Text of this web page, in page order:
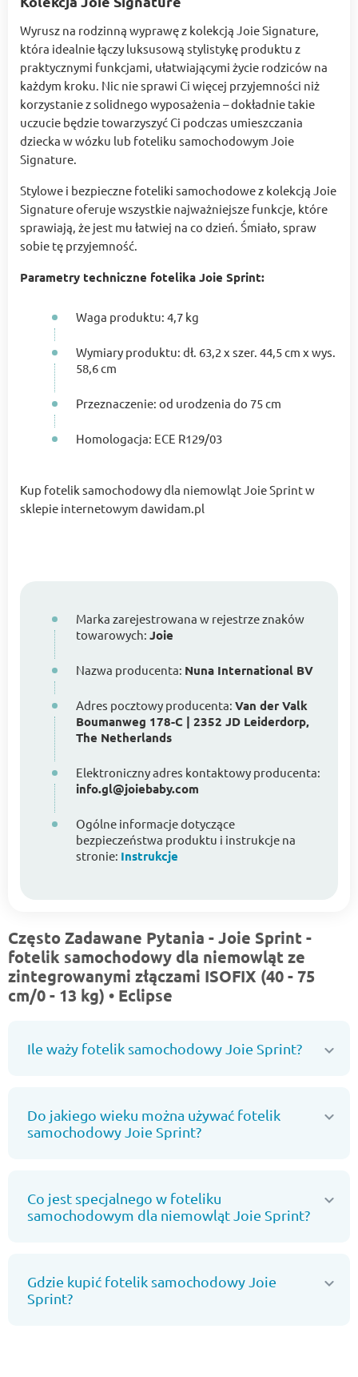
Wyrusz na rodzinną wyprawę z kolekcją Joie Signature,
która idealnie łączy luksusową stylistykę produktu z
praktycznymi funkcjami, ułatwiającymi życie rodziców na
każdym kroku. Nic nie sprawi Ci więcej przyjemności niż
korzystanie z solidnego wyposażenia – dokładnie takie
uczucie będzie towarzyszyć Ci podczas umieszczania
dziecka w wózku lub foteliku samochodowym Joie
Signature.
Stylowe i bezpieczne foteliki samochodowe z kolekcją Joie
Signature oferuje wszystkie najważniejsze funkcje, które
sprawiają, że jest mu łatwiej na co dzień. Śmiało, spraw
sobie tę przyjemność.
Parametry techniczne fotelika Joie Sprint:
Waga produktu: 4,7 kg
Wymiary produktu: dł. 63,2 x szer. 44,5 cm x wys.
58,6 cm
Przeznaczenie: od urodzenia do 75 cm
Homologacja: ECE R129/03
Kup fotelik samochodowy dla niemowląt Joie Sprint w
sklepie internetowym dawidam.pl
Marka zarejestrowana w rejestrze znaków
towarowych: Joie
Nazwa producenta: Nuna International BV
Adres pocztowy producenta: Van der Valk
Boumanweg 178-C | 2352 JD Leiderdorp,
The Netherlands
Elektroniczny adres kontaktowy producenta:
info.gl@joiebaby.com
Ogólne informacje dotyczące
bezpieczeństwa produktu i instrukcje na
stronie: Instrukcje
Często Zadawane Pytania - Joie Sprint -
fotelik samochodowy dla niemowląt ze
zintegrowanymi złączami ISOFIX (40 - 75
cm/0 - 13 kg) • Eclipse
Ile waży fotelik samochodowy Joie Sprint?
Do jakiego wieku można używać fotelik
samochodowy Joie Sprint?
Co jest specjalnego w foteliku
samochodowym dla niemowląt Joie Sprint?
Gdzie kupić fotelik samochodowy Joie
Sprint?